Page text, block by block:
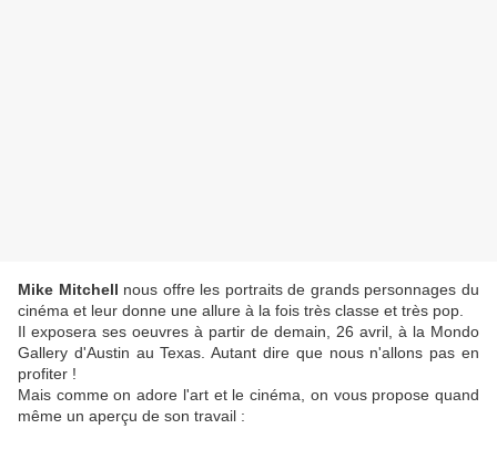
Mike Mitchell nous offre les portraits de grands personnages du
cinéma et leur donne une allure à la fois très classe et très pop.
Il exposera ses oeuvres à partir de demain, 26 avril, à la Mondo
Gallery d'Austin au Texas. Autant dire que nous n'allons pas en
profiter !
Mais comme on adore l'art et le cinéma, on vous propose quand
même un aperçu de son travail :